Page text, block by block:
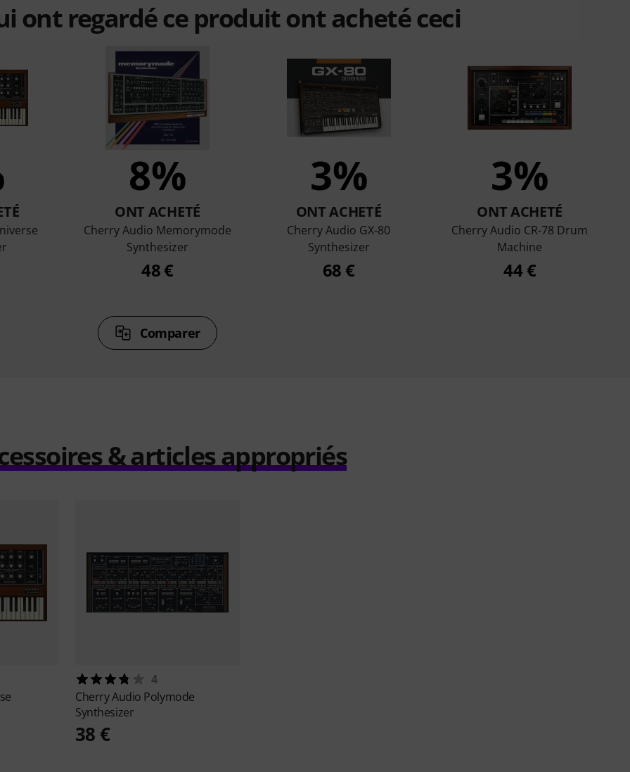
ont regardé ce produit ont acheté ceci
8%
ONT ACHETÉ
Cherry Audio Memorymode
Synthesizer
48 €
3%
ONT ACHETÉ
Cherry Audio GX-80
Synthesizer
68 €
3%
ONT ACHETÉ
Cherry Audio CR-78 Drum
Machine
44 €
Comparer
& articles appropriés
4
Cherry Audio Polymode
Synthesizer
38 €